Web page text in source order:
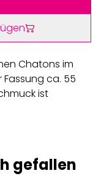
Chatons im
ca. 55
ist
gefallen